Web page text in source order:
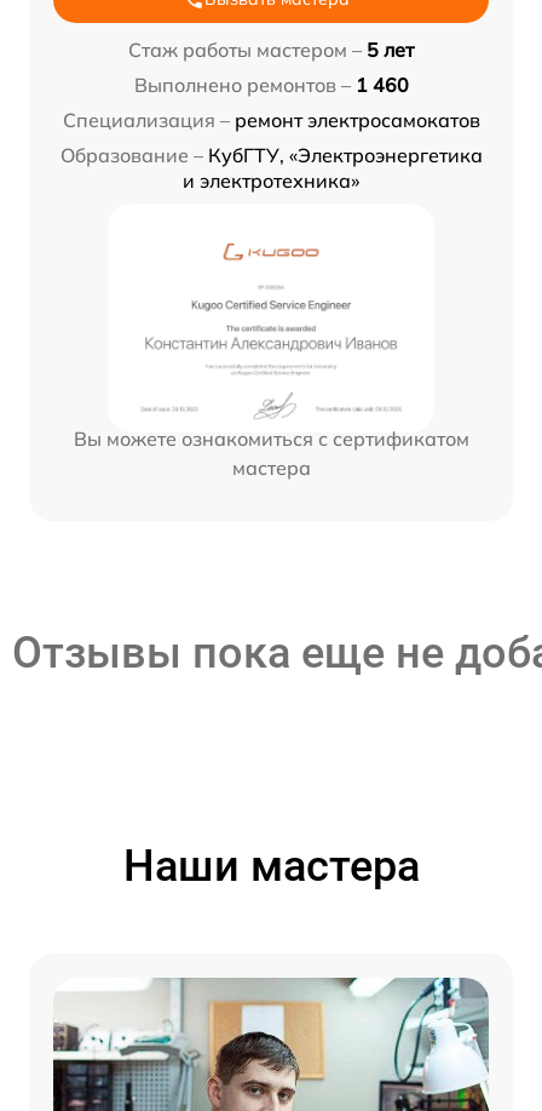
Стаж работы мастером – 5 лет
Выполнено ремонтов – 1 460
Специализация – ремонт электросамокатов
Образование – КубГТУ, «Электроэнергетика
и электротехника»
Вы можете ознакомиться с сертификатом
мастера
Отзывы пока еще не
Наши мастера